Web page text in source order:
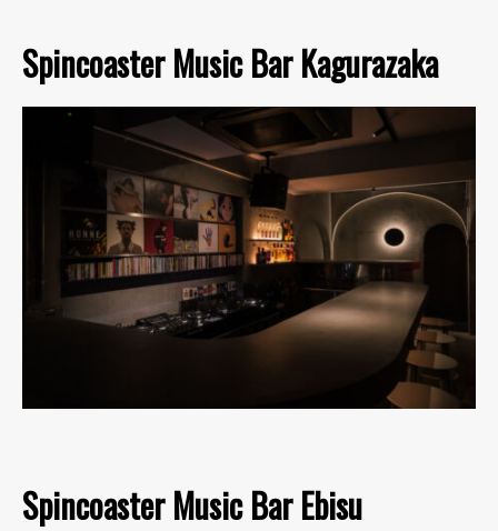
Spincoaster Music Bar Kagurazaka
Spincoaster Music Bar Ebisu